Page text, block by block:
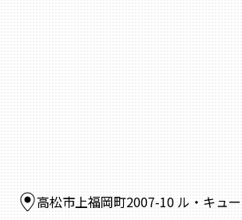
高松市上福岡町2007-10 ル・キュ